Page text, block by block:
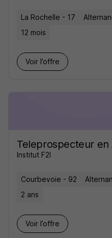
La Rochelle - 17
12 mois
Voir l’offre
Teleprospecteur en
Institut F2I
Courbevoie - 92
2 ans
Voir l’offre